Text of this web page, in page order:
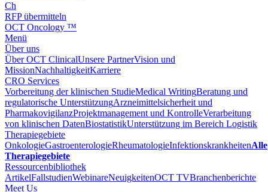
Ch
RFP übermitteln
OCT Oncology ™
Menü
Über uns
Über OCT ClinicalUnsere PartnerVision und
MissionNachhaltigkeitKarriere
CRO Services
Vorbereitung der klinischen StudieMedical WritingBeratung und
regulatorische UnterstützungArzneimittelsicherheit und
PharmakovigilanzProjektmanagement und KontrolleVerarbeitung
von klinischen DatenBiostatistikUnterstützung im Bereich Logistik
Therapiegebiete
OnkologieGastroenterologieRheumatologieInfektionskrankheitenAlle
Therapiegebiete
Ressourcenbibliothek
ArtikelFallstudienWebinareNeuigkeitenOCT TVBranchenberichte
Meet Us